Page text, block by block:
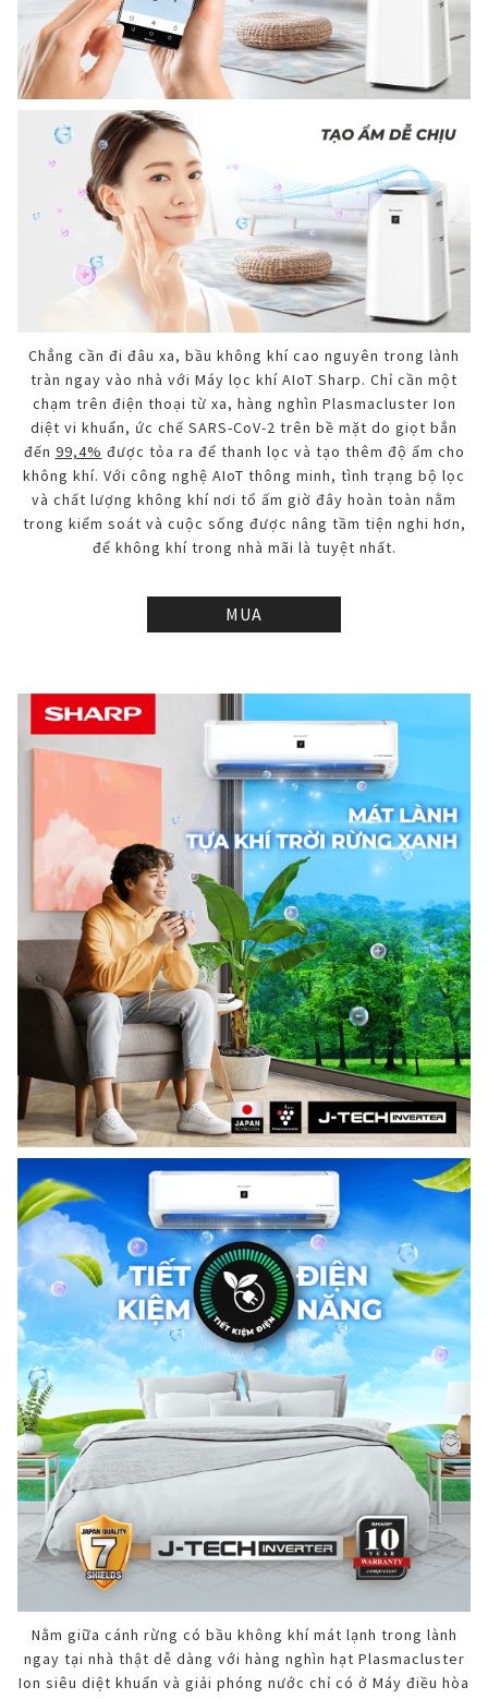
Chẳng cần đi đâu xa, bầu không khí cao nguyên trong lành
tràn ngay vào nhà với Máy lọc khí AIoT Sharp. Chỉ cần một
chạm trên điện thoại từ xa, hàng nghìn Plasmacluster Ion
diệt vi khuẩn, ức chế SARS-CoV-2 trên bề mặt do giọt bắn
đến 99,4% được tỏa ra để thanh lọc và tạo thêm độ ẩm cho
không khí. Với công nghệ AIoT thông minh, tình trạng bộ lọc
và chất lượng không khí nơi tổ ấm giờ đây hoàn toàn nằm
trong kiểm soát và cuộc sống được nâng tầm tiện nghi hơn,
để không khí trong nhà mãi là tuyệt nhất.
MUA
Nằm giữa cánh rừng có bầu không khí mát lạnh trong lành
ngay tại nhà thật dễ dàng với hàng nghìn hạt Plasmacluster
Ion siêu diệt khuẩn và giải phóng nước chỉ có ở Máy điều hòa